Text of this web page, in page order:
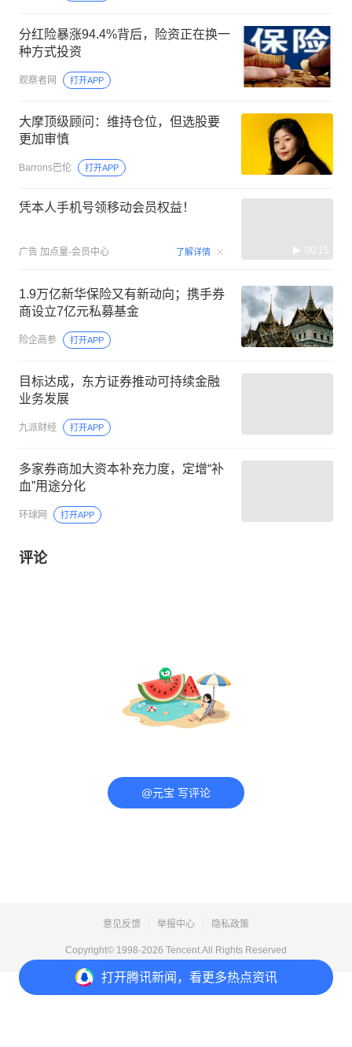
打开腾讯新闻，看更多热点资讯
分红险暴涨94.4%背后，险资正在换一
种方式投资
观察者网 打开APP
大摩顶级顾问：维持仓位，但选股要
更加审慎
Barrons巴伦 打开APP
凭本人手机号领移动会员权益！
广告 加点量-会员中心 了解详情 00:15
1.9万亿新华保险又有新动向；携手券
商设立7亿元私募基金
险企高参 打开APP
目标达成，东方证券推动可持续金融
业务发展
九派财经 打开APP
多家券商加大资本补充力度，定增“补
血”用途分化
环球网 打开APP
评论
@元宝 写评论
意见反馈 举报中心 隐私政策
Copyright© 1998-2026 Tencent.All Rights Reserved